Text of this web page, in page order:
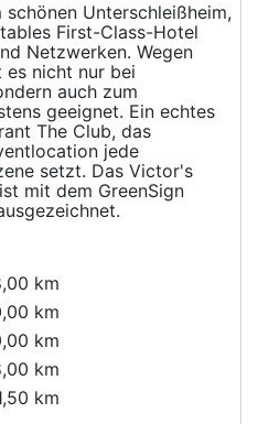
Unterschleißheim,
First-Class-Hotel
Netzwerken. Wegen
nicht nur bei
auch zum
geeignet. Ein echtes
The Club, das
jede
setzt. Das Victor's
mit dem GreenSign
km
km
km
km
km